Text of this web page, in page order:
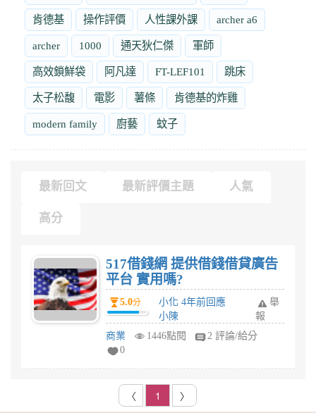
肯德基 操作評價 人性課外課 archer a6
archer 1000 通天狄仁傑 軍師
高效鎖鮮袋 阿凡達 FT-LEF101 跳床
太子松馥 電影 薯條 肯德基的炸雞
modern family 廚藝 蚊子
最新回文 最新評價主題 人氣
高分
517借錢網 提供借錢借貸廣告
平台 實用嗎?
5.0分
小化 4年前回應
小陳
舉
報
商業
1446點閱
2 評論/給分
0
〈 1 〉